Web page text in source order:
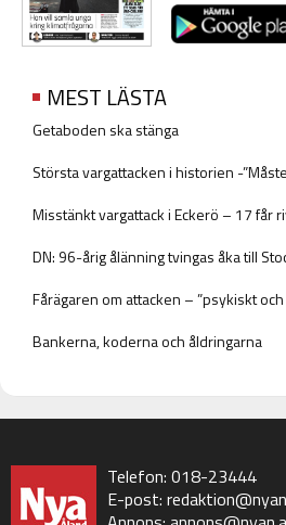
MEST LÄSTA
Getaboden ska stänga
Största vargattacken i historien -
Misstänkt vargattack i Eckerö – 17 får
DN: 96-årig ålänning tvingas åka till
Fårägaren om attacken – ”psykiskt
Bankerna, koderna och åldringarna
Telefon: 018-23444
E-post: